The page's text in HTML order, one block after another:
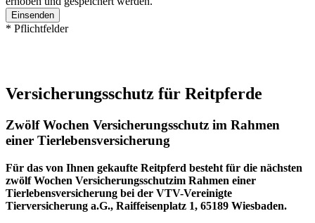
Einsenden
* Pflichtfelder
Versicherungsschutz für Reitpferde
Zwölf Wochen Versicherungsschutz im Rahmen
einer Tierlebensversicherung
Für das von Ihnen gekaufte Reitpferd besteht für die nächsten
zwölf Wochen Versicherungsschutzim Rahmen einer
Tierlebensversicherung bei der VTV-Vereinigte
Tierversicherung a.G., Raiffeisenplatz 1, 65189 Wiesbaden.